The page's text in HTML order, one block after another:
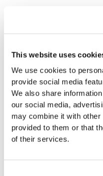
This website uses
We use cookies to
provide social media
We also share
our social media,
may combine it with other
provided to them or that
of their services.
documenti,
imprese e
processo di
State
per la vostra
Fondare una
Canton Argovia?
Create la vostra ditta
Argovia e avviate la
splendida regione.
Fondare una ditta